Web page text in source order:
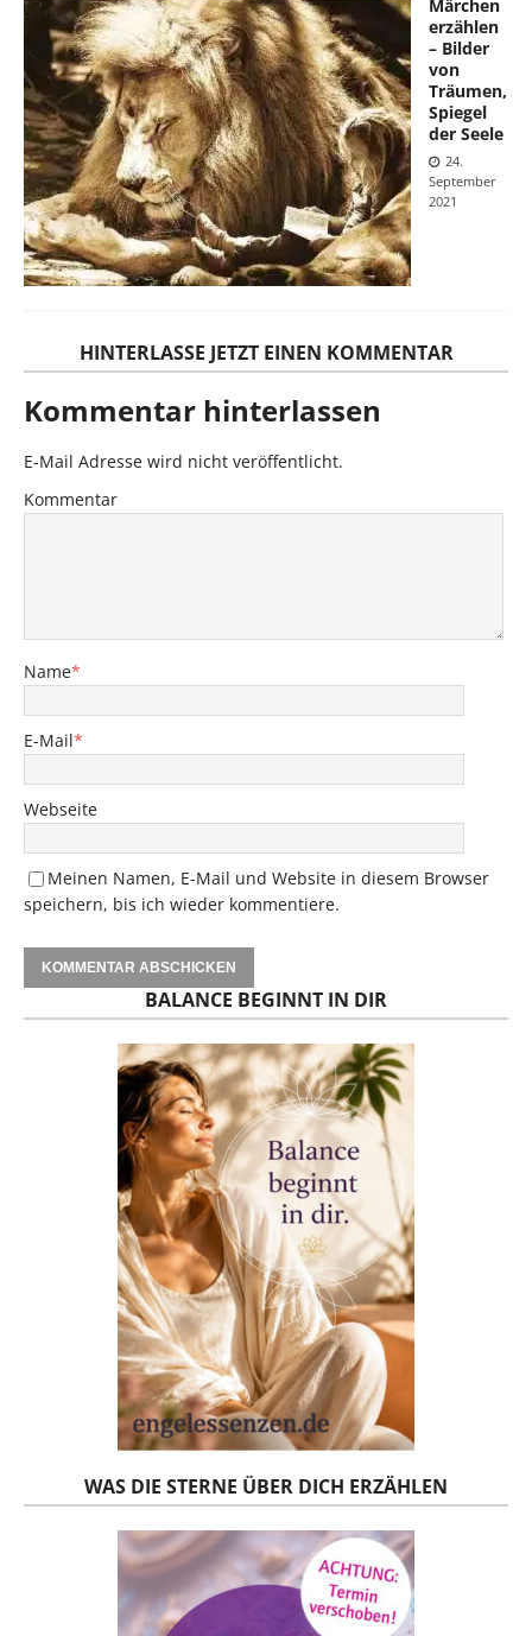
Märchen
erzählen
– Bilder
von
Träumen,
Spiegel
der Seele
24.
September
2021
HINTERLASSE JETZT EINEN KOMMENTAR
Kommentar hinterlassen
E-Mail Adresse wird nicht veröffentlicht.
Kommentar
Name*
E-Mail*
Webseite
Meinen Namen, E-Mail und Website in diesem Browser
speichern, bis ich wieder kommentiere.
BALANCE BEGINNT IN DIR
WAS DIE STERNE ÜBER DICH ERZÄHLEN